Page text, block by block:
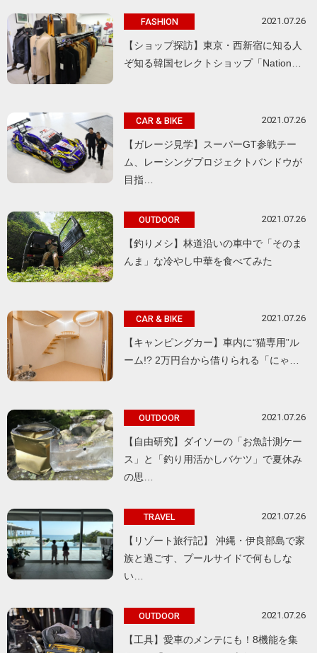
FASHION 2021.07.26
【ショップ探訪】東京・西新宿に知る人
ぞ知る韓国セレクトショップ「Nation…
CAR & BIKE 2021.07.26
【ガレージ見学】スーパーGT参戦チー
ム、レーシングプロジェクトバンドウが
目指…
OUTDOOR 2021.07.26
【釣りメシ】林道沿いの車中で「そのま
んま」な冷やし中華を食べてみた
CAR & BIKE 2021.07.26
【キャンピングカー】車内に“猫専用”ル
ーム!? 2万円台から借りられる「にゃ…
OUTDOOR 2021.07.26
【自由研究】ダイソーの「お魚計測ケー
ス」と「釣り用活かしバケツ」で夏休み
の思…
TRAVEL 2021.07.26
【リゾート旅行記】 沖縄・伊良部島で家
族と過ごす、プールサイドで何もしな
い…
OUTDOOR 2021.07.26
【工具】愛車のメンテにも！8機能を集